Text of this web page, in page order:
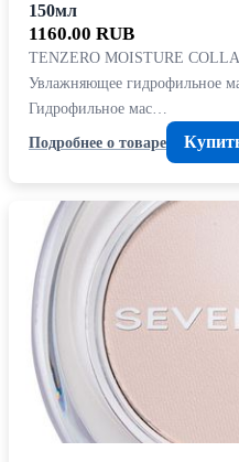
150мл
1160.00 RUB
TENZERO MOISTURE
Увлажняющее гидрофильное
Гидрофильное мас…
Подробнее о товаре